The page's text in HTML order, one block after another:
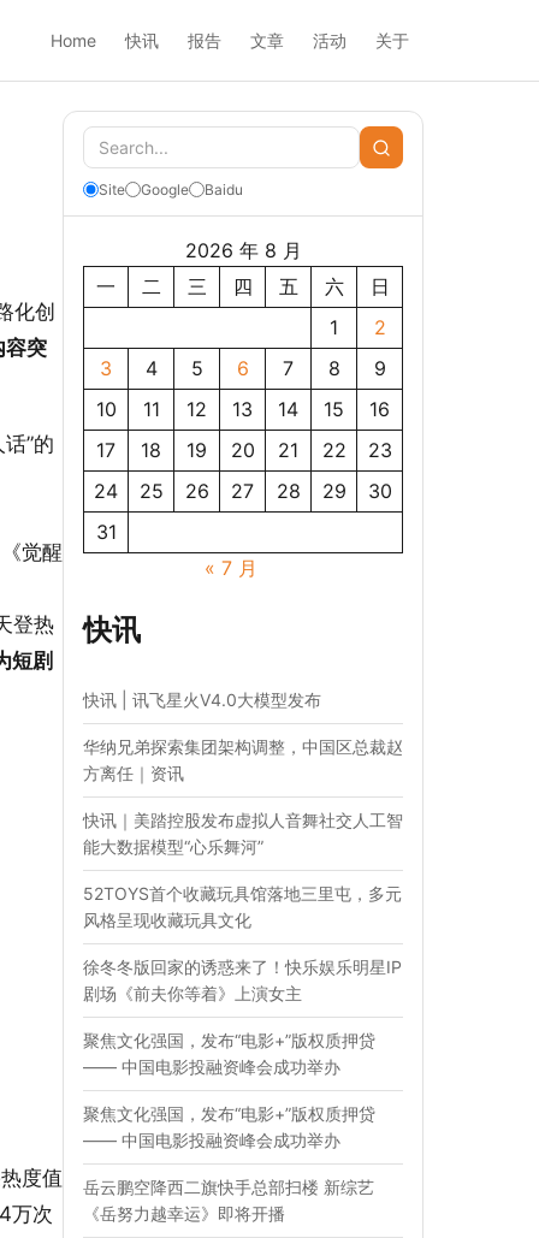
Home 快讯 报告 文章 活动 关于
化创
容突
”的
觉醒
登热
短剧
度值
万次
Site Google Baidu
2026 年 8 月
一
二 三 四 五 六
日
1
2
3
4 5 6 7 8
9
10
11 12 13 14 15
16
17
18 19 20 21 22
23
24
25 26 27 28 29
30
31
« 7 月
快讯
快讯 | 讯飞星火V4.0大模型发布
华纳兄弟探索集团架构调整，中国区总裁赵
方离任｜资讯
快讯｜美踏控股发布虚拟人音舞社交人工智
能大数据模型“心乐舞河”
52TOYS首个收藏玩具馆落地三里屯，多元
风格呈现收藏玩具文化
徐冬冬版回家的诱惑来了！快乐娱乐明星IP
剧场《前夫你等着》上演女主
聚焦文化强国，发布“电影+”版权质押贷
—— 中国电影投融资峰会成功举办
聚焦文化强国，发布“电影+”版权质押贷
—— 中国电影投融资峰会成功举办
岳云鹏空降西二旗快手总部扫楼 新综艺
《岳努力越幸运》即将开播